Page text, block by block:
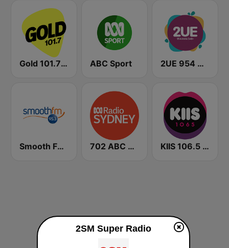
Gold 101.7 FM ABC Sport 2UE 954 AM
Smooth FM 95.3 Sydney 702 ABC Sydney KIIS 106.5 FM
2SM Super Radio